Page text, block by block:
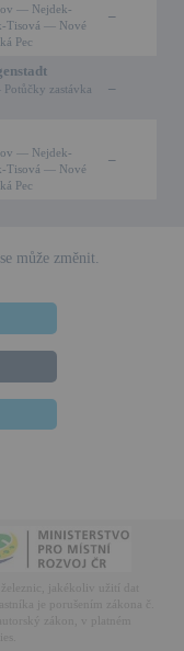
— Nejdek-
Tisová — Nové
Pec
–
zastávka
–
— Nejdek-
Tisová — Nové
Pec
–
může změnit.
jakékoliv užití dat
zákon, v platném